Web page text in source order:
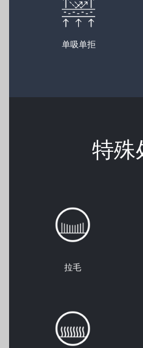
单吸单拒
特殊
拉毛